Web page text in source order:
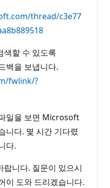
thread/c3e77
색할 수 있도록
백을 보냅니다.
fwlink/?
일을 보면 Microsoft
니다. 몇 시간 기다렸
다.
니다. 질문이 있으시
이 도와 드리겠습니다.